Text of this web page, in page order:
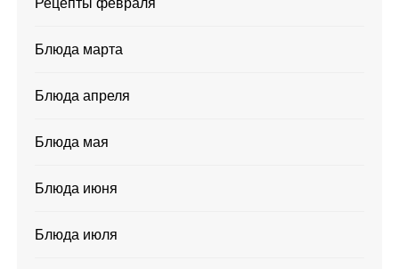
Блюда марта
Блюда апреля
Блюда мая
Блюда июня
Блюда июля